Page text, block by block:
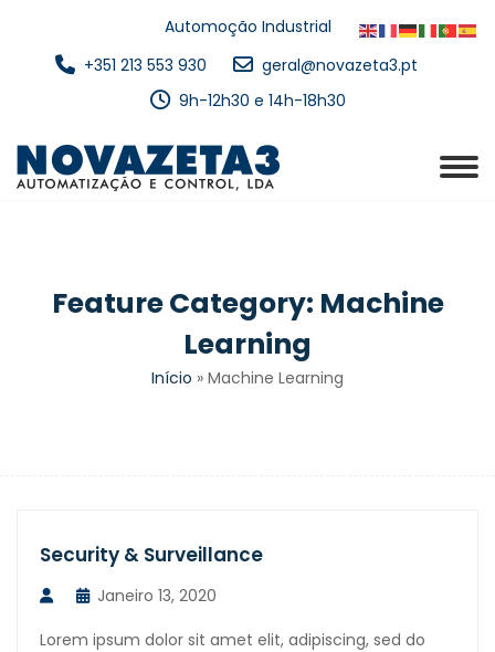
Automoção Industrial
+351 213 553 930
geral@novazeta3.pt
9h-12h30 e 14h-18h30
Feature Category: Machine
Learning
Início » Machine Learning
Security & Surveillance
Janeiro 13, 2020
Lorem ipsum dolor sit amet elit, adipiscing, sed do